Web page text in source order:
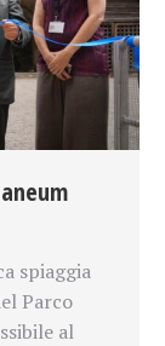
spiaggia
Parco
al